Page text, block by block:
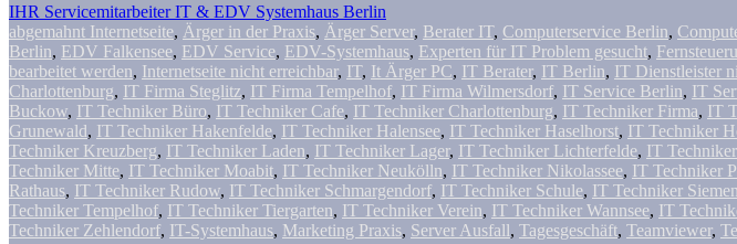
IHR Servicemitarbeiter IT & EDV Systemhaus Berlin
abgemahnt Internetseite, Ärger in der Praxis, Ärger Server, Berater IT, Computerservice Berlin,
Berlin, EDV Falkensee, EDV Service, EDV-Systemhaus, Experten für IT Problem gesucht,
bearbeitet werden, Internetseite nicht erreichbar, IT, It Ärger PC, IT Berater, IT Berlin, IT Dienstleister
Charlottenburg, IT Firma Steglitz, IT Firma Tempelhof, IT Firma Wilmersdorf, IT Service Berlin, IT
Buckow, IT Techniker Büro, IT Techniker Cafe, IT Techniker Charlottenburg, IT Techniker Firma, IT
Grunewald, IT Techniker Hakenfelde, IT Techniker Halensee, IT Techniker Haselhorst, IT Techniker
Techniker Kreuzberg, IT Techniker Laden, IT Techniker Lager, IT Techniker Lichterfelde, IT
Techniker Mitte, IT Techniker Moabit, IT Techniker Neukölln, IT Techniker Nikolassee, IT Techniker
Rathaus, IT Techniker Rudow, IT Techniker Schmargendorf, IT Techniker Schule, IT Techniker
Techniker Tempelhof, IT Techniker Tiergarten, IT Techniker Verein, IT Techniker Wannsee, IT
Techniker Zehlendorf, IT-Systemhaus, Marketing Praxis, Server Ausfall, Tagesgeschäft, Teamviewer,